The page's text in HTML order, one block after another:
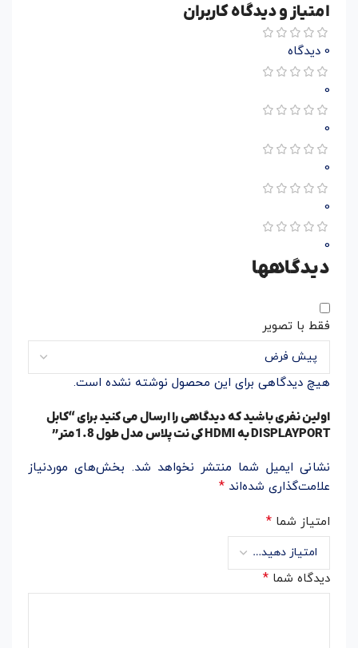
امتیاز و دیدگاه کاربران
0 دیدگاه
0
0
0
0
0
دیدگاهها
فقط با تصویر
هیچ دیدگاهی برای این محصول نوشته نشده است.
اولین نفری باشید که دیدگاهی را ارسال می کنید برای “کابل
DISPLAYPORT به HDMI کی نت پلاس مدل طول 1.8متر”
نشانی ایمیل شما منتشر نخواهد شد. بخش‌های موردنیاز
علامت‌گذاری شده‌اند *
امتیاز شما *
دیدگاه شما *